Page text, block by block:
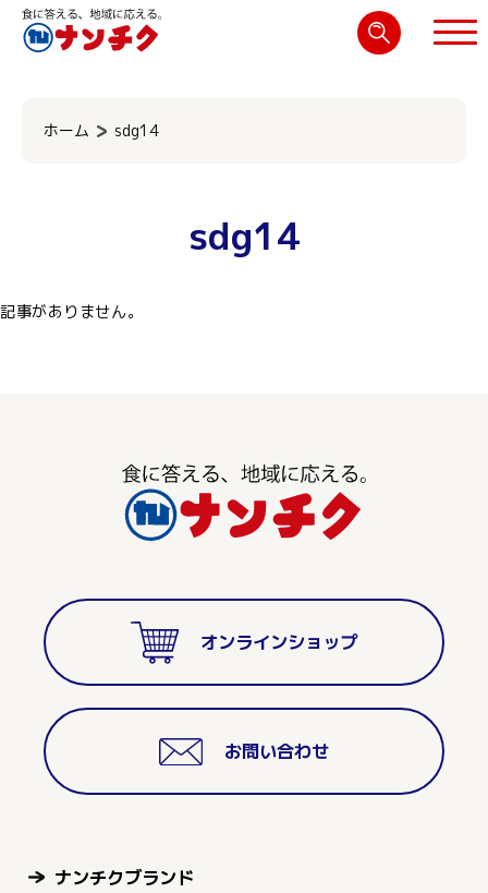
ホーム sdg14
sdg14
記事がありません。
オンラインショップ
お問い合わせ
ナンチクブランド